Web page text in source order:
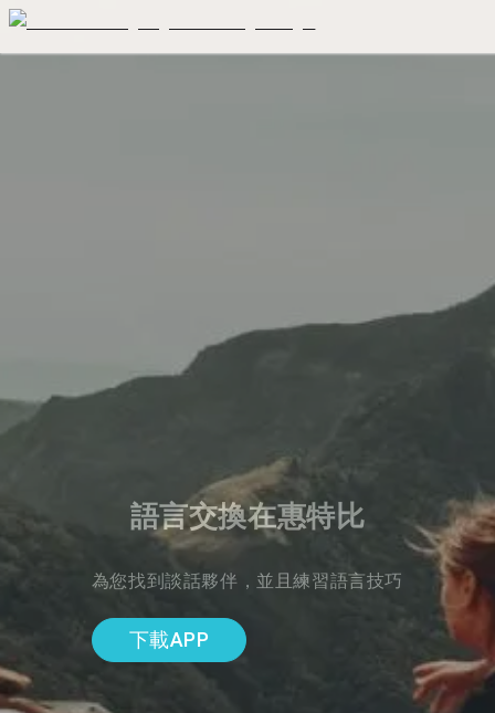
語言交換在惠特比
為您找到談話夥伴，並且練習語言技巧
下載APP